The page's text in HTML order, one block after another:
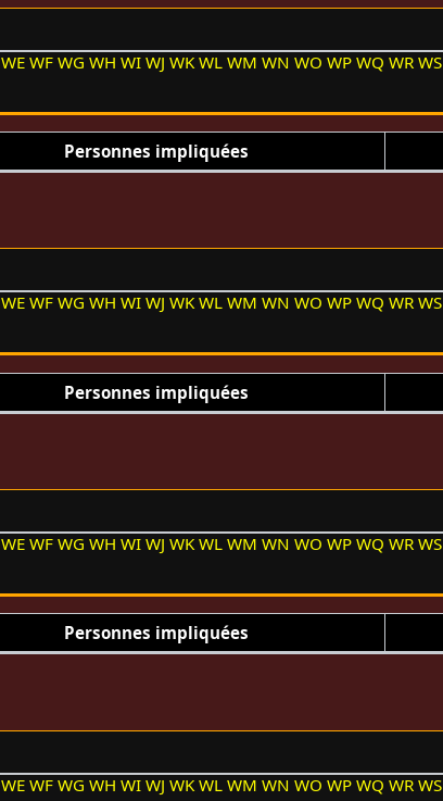
WE WF WG WH WI WJ WK WL WM WN WO WP WQ WR WS
Personnes impliquées
WE WF WG WH WI WJ WK WL WM WN WO WP WQ WR WS
Personnes impliquées
WE WF WG WH WI WJ WK WL WM WN WO WP WQ WR WS
Personnes impliquées
WE WF WG WH WI WJ WK WL WM WN WO WP WQ WR WS